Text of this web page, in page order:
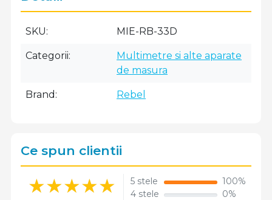
SKU MIE-RB-33D
Categorii
Multimetre si alte aparate
de masura
Brand Rebel
Ce spun clientii
5 stele
100%
4 stele
0%